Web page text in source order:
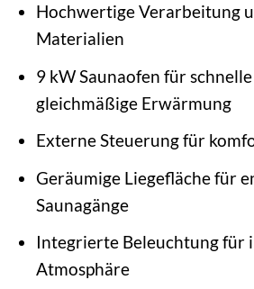
Hochwertige Verarbeitung
Materialien
9 kW Saunaofen für
gleichmäßige Erwärmung
Externe Steuerung für
Geräumige Liegefläche für
Saunagänge
Integrierte Beleuchtung für
Atmosphäre